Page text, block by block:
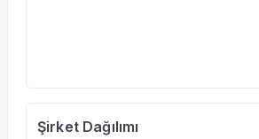
Şirket Dağılımı